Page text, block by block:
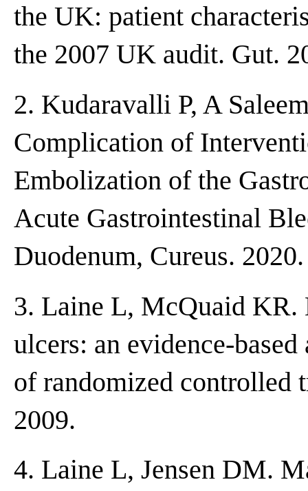
the UK: patient
the 2007 UK audit. Gut.
2. Kudaravalli P, A
Complication of
Embolization of the
Acute Gastrointestinal
Duodenum, Cureus. 2020.
3. Laine L, McQuaid KR.
ulcers: an evidence-
of randomized controlled
2009.
4. Laine L, Jensen DM.